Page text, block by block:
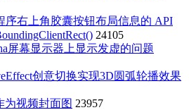
序右上角胶囊按钮布局信息的 API
24105
屏幕显示器上显示发虚的问题
创意切换实现3D圆弧轮播效果
为视频封面图 23957